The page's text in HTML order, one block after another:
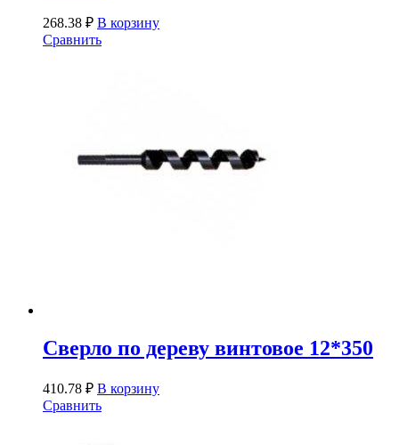
268.38 ₽ В корзину
Сравнить
Сверло по дереву винтовое 12*350
410.78 ₽ В корзину
Сравнить